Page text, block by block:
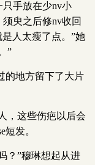
手放在少nv小
臾之后修nv收回
人太瘦了点。”她
”
的地方留下了大片
，这些伤疤以后会
发。
？”穆琳想起从进